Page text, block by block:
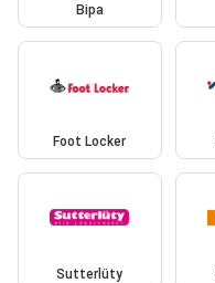
Bipa
Foot Locker
Sutterlüty